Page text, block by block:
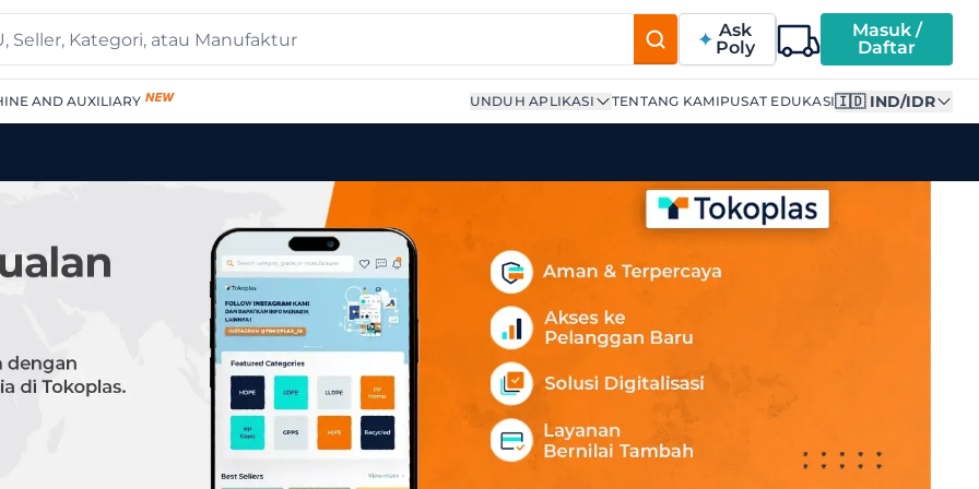
Ask
Poly
Masuk /
Daftar
AND AUXILIARY UNDUH APLIKASI TENTANG KAMIPUSAT EDUKASI🇮🇩 IND/IDR
HDPE Pellets – Natural Grade" di Tokoplas